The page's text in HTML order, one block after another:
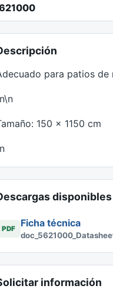
para patios de
150 x 1150 cm
disponibles
PDF Ficha técnica
información